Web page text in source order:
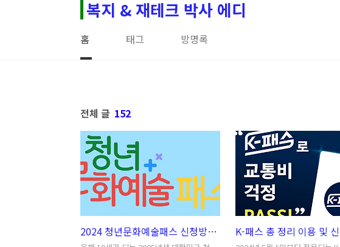
복지 & 재테크 박사 에디
홈 태그 방명록
전체 글 152
2024 청년문화예술패스 신청방법 따라하기, 이용방법, 기간, 이벤트 YES24 vs 인터파크